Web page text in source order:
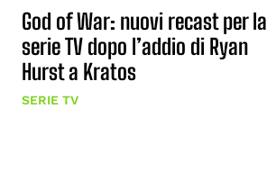
God of War: nuovi recast per la
serie TV dopo l’addio di Ryan
Hurst a Kratos
SERIE TV